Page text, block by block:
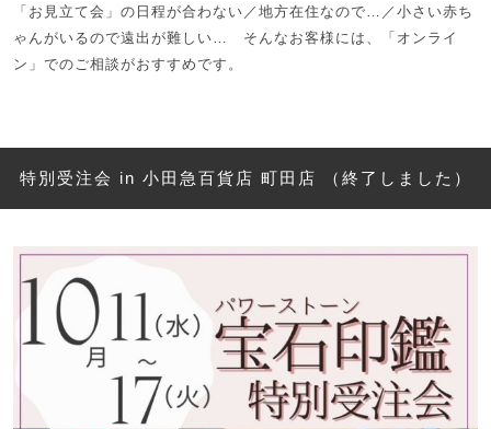
「お見立て会」の日程が合わない／地方在住なので…／小さい赤ち
ゃんがいるので遠出が難しい… そんなお客様には、「オンライ
ン」でのご相談がおすすめです。
特別受注会 in 小田急百貨店 町田店 （終了しました）